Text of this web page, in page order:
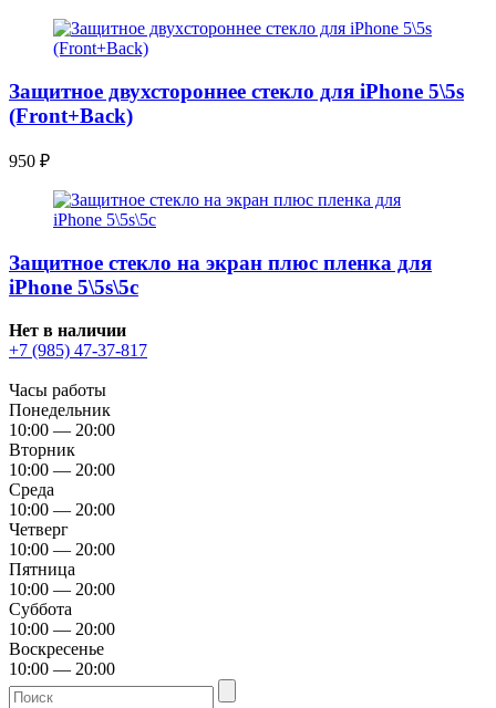
Защитное двухстороннее стекло для iPhone 5\5s
(Front+Back)
950 ₽
Защитное стекло на экран плюс пленка для
iPhone 5\5s\5c
Нет в наличии
+7 (985) 47-37-817
Часы работы
Понедельник
10:00 — 20:00
Вторник
10:00 — 20:00
Среда
10:00 — 20:00
Четверг
10:00 — 20:00
Пятница
10:00 — 20:00
Суббота
10:00 — 20:00
Воскресенье
10:00 — 20:00